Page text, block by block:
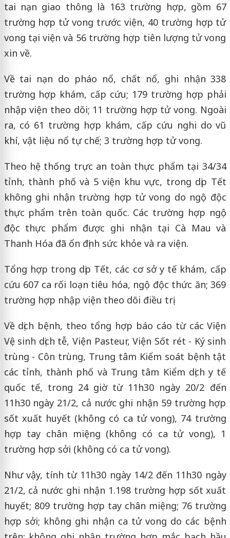
tai nạn giao thông là 163 trường hợp, gồm 67
trường hợp tử vong trước viện, 40 trường hợp tử
vong tại viện và 56 trường hợp tiên lượng tử vong
xin về.
Về tai nạn do pháo nổ, chất nổ, ghi nhận 338
trường hợp khám, cấp cứu; 179 trường hợp phải
nhập viện theo dõi; 11 trường hợp tử vong. Ngoài
ra, có 61 trường hợp khám, cấp cứu nghi do vũ
khí, vật liệu nổ tự chế; 3 trường hợp tử vong.
Theo hệ thống trực an toàn thực phẩm tại 34/34
tỉnh, thành phố và 5 viện khu vực, trong dịp Tết
không ghi nhận trường hợp tử vong do ngộ độc
thực phẩm trên toàn quốc. Các trường hợp ngộ
độc thực phẩm được ghi nhận tại Cà Mau và
Thanh Hóa đã ổn định sức khỏe và ra viện.
Tổng hợp trong dịp Tết, các cơ sở y tế khám, cấp
cứu 607 ca rối loạn tiêu hóa, ngộ độc thức ăn; 369
trường hợp nhập viện theo dõi điều trị.
Về dịch bệnh, theo tổng hợp báo cáo từ các Viện
Vệ sinh dịch tễ, Viện Pasteur, Viện Sốt rét - Ký sinh
trùng - Côn trùng, Trung tâm Kiểm soát bệnh tật
các tỉnh, thành phố và Trung tâm Kiểm dịch y tế
quốc tế, trong 24 giờ từ 11h30 ngày 20/2 đến
11h30 ngày 21/2, cả nước ghi nhận 59 trường hợp
sốt xuất huyết (không có ca tử vong), 74 trường
hợp tay chân miệng (không có ca tử vong), 1
trường hợp sởi (không có ca tử vong).
Như vậy, tính từ 11h30 ngày 14/2 đến 11h30 ngày
21/2, cả nước ghi nhận 1.198 trường hợp sốt xuất
huyết; 809 trường hợp tay chân miệng; 76 trường
hợp sởi; không ghi nhận ca tử vong do các bệnh